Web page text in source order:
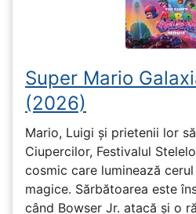
Super Mario
(2026)
Mario, Luigi și prietenii lor
Ciupercilor, Festivalul
cosmic care luminează
magice. Sărbătoarea este
când Bowser Jr. atacă și o